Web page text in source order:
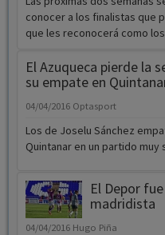
conocer a los finalistas que
que les reconocerá como los
El Azuqueca pierde la
su empate en
04/04/2016 Optasport
Los de Joselu Sánchez
Quintanar en un partido muy
El Depor
madridista
04/04/2016 Hugo Piña